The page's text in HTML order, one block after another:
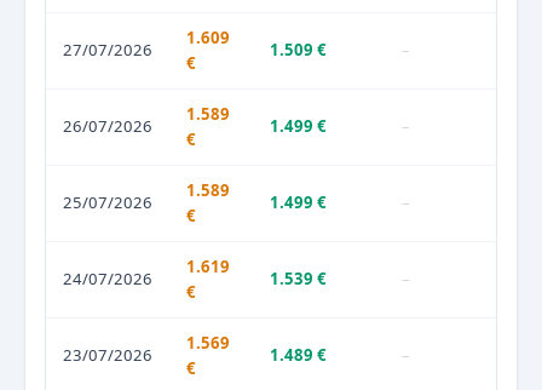
27/07/2026
1.609
€
1.509 € –
26/07/2026
1.589
€
1.499 € –
25/07/2026
1.589
€
1.499 € –
24/07/2026
1.619
€
1.539 € –
23/07/2026
1.569
€
1.489 € –